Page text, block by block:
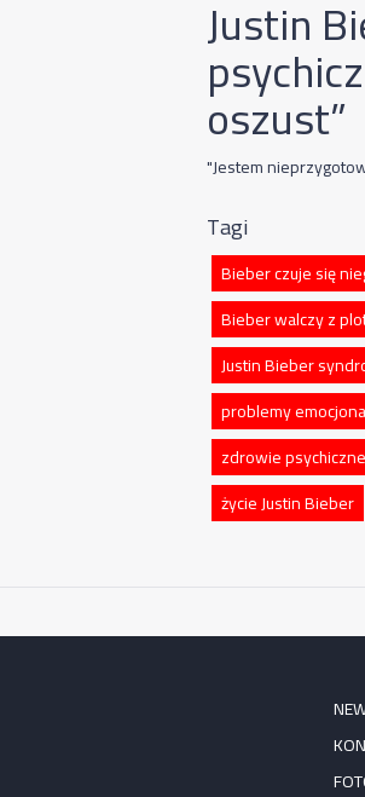
Justin
oszust”
"Jestem
Tagi
Bieber czuje się
Bieber walczy z
Justin Bieber
problemy
zdrowie
życie Justin Bieber